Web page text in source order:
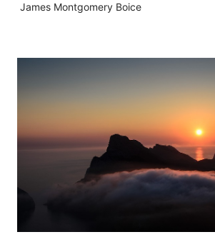
James Montgomery Boice